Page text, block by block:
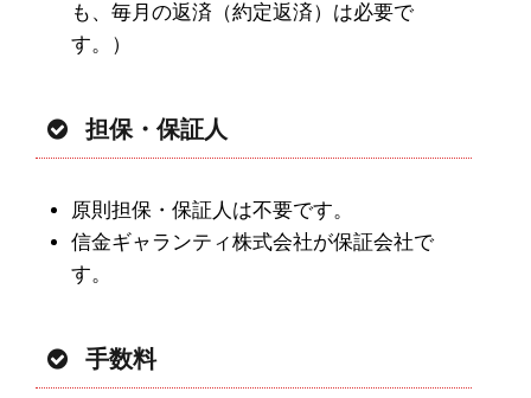
も、毎月の返済（約定返済）は必要で
す。）
担保・保証人
原則担保・保証人は不要です。
信金ギャランティ株式会社が保証会社で
す。
手数料